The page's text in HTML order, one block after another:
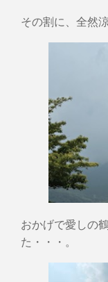
その割に、全然
おかげで愛しの
た・・・。